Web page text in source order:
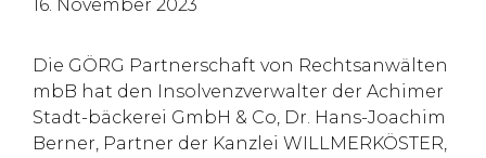
16. November 2023
Die GÖRG Partnerschaft von Rechtsanwälten
mbB hat den Insolvenzverwalter der Achimer
Stadt-bäckerei GmbH & Co, Dr. Hans-Joachim
Berner, Partner der Kanzlei WILLMERKÖSTER,